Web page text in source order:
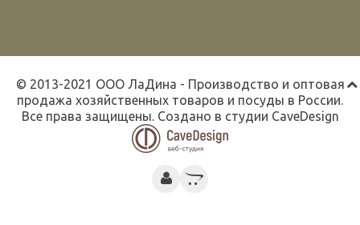
© 2013-2021 ООО ЛаДина - Производство и оптовая
продажа хозяйственных товаров и посуды в России.
Все права защищены. Создано в студии CaveDesign